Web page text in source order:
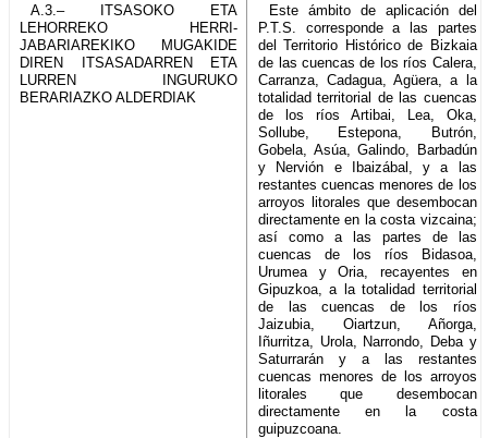
A.3.– ITSASOKO ETA
LEHORREKO HERRI-
JABARIAREKIKO MUGAKIDE
DIREN ITSASADARREN ETA
LURREN INGURUKO
BERARIAZKO ALDERDIAK
Este ámbito de aplicación del
P.T.S. corresponde a las partes
del Territorio Histórico de Bizkaia
de las cuencas de los ríos Calera,
Carranza, Cadagua, Agüera, a la
totalidad territorial de las cuencas
de los ríos Artibai, Lea, Oka,
Sollube, Estepona, Butrón,
Gobela, Asúa, Galindo, Barbadún
y Nervión e Ibaizábal, y a las
restantes cuencas menores de los
arroyos litorales que desembocan
directamente en la costa vizcaina;
así como a las partes de las
cuencas de los ríos Bidasoa,
Urumea y Oria, recayentes en
Gipuzkoa, a la totalidad territorial
de las cuencas de los ríos
Jaizubia, Oiartzun, Añorga,
Iñurritza, Urola, Narrondo, Deba y
Saturrarán y a las restantes
cuencas menores de los arroyos
litorales que desembocan
directamente en la costa
guipuzcoana.